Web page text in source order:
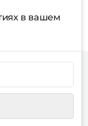
в вашем